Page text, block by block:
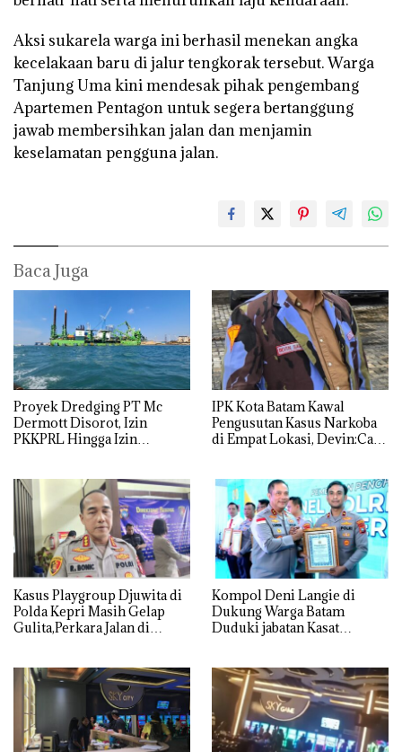
Aksi sukarela warga ini berhasil menekan angka
kecelakaan baru di jalur tengkorak tersebut. Warga
Tanjung Uma kini mendesak pihak pengembang
Apartemen Pentagon untuk segera bertanggung
jawab membersihkan jalan dan menjamin
keselamatan pengguna jalan.
Baca Juga
Proyek Dredging PT Mc
Dermott Disorot, Izin
PKKPRL Hingga Izin
IPK Kota Batam Kawal
Pengusutan Kasus Narkoba
di Empat Lokasi, Devin:Cari
Kasus Playgroup Djuwita di
Polda Kepri Masih Gelap
Gulita,Perkara Jalan di
Kompol Deni Langie di
Dukung Warga Batam
Duduki jabatan Kasat